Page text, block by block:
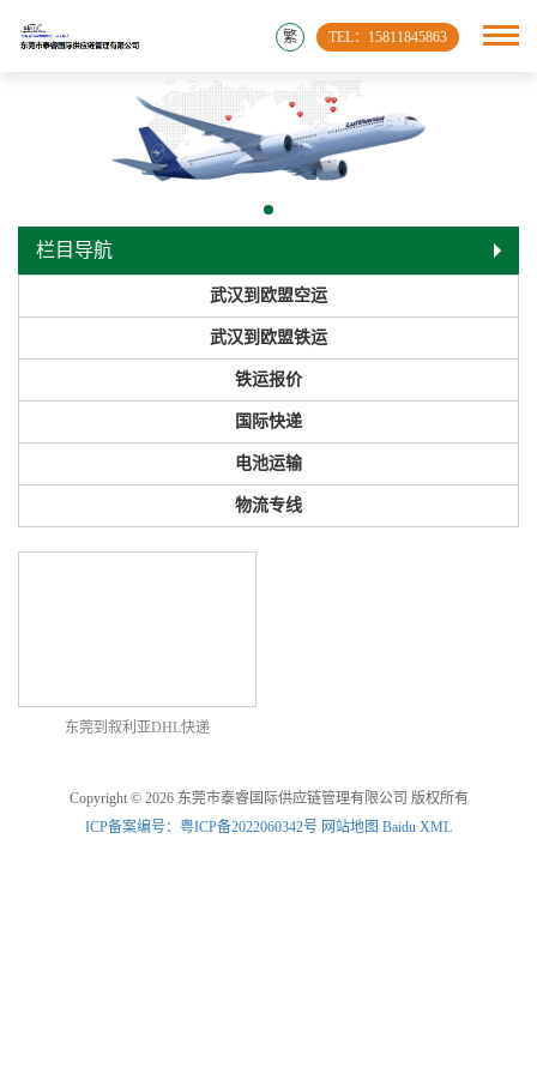
TEL：15811845863
繁
栏目导航
武汉到欧盟空运
武汉到欧盟铁运
铁运报价
国际快递
电池运输
物流专线
东莞到叙利亚DHL快递
Copyright © 2026 东莞市泰睿国际供应链管理有限公司 版权所有
ICP备案编号：粤ICP备2022060342号 网站地图 Baidu XML